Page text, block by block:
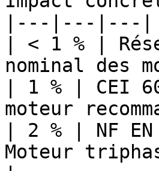
|---|---|---|
| < 1 % |
nominal des
| 1 % | CEI
moteur
| 2 % | NF
Moteur